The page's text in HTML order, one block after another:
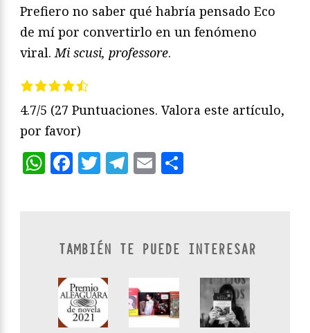
Prefiero no saber qué habría pensado Eco
de mí por convertirlo en un fenómeno
viral.Mi scusi, professore.
4.7/5 (27 Puntuaciones. Valora este artículo,
por favor)
WhatsApp
Facebook
Twitter
Telegram
Email
TAMBIÉN TE PUEDE INTERESAR